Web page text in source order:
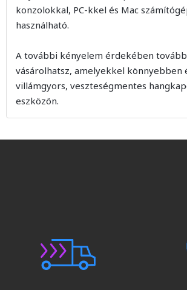
konzolokkal, PC-kkel és Mac
használható.
A további kényelem érdekében
vásárolhatsz, amelyekkel könnyebben
villámgyors, veszteségmentes
eszközön.